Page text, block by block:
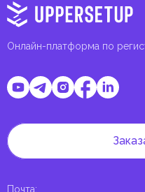
Онлайн-платформа по
Почта: